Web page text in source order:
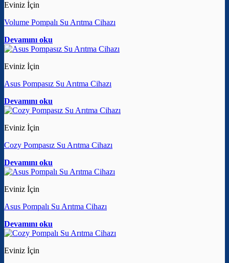
Eviniz İçin
Volume Pompalı Su Arıtma Cihazı
Devamını oku
Eviniz İçin
Asus Pompasız Su Arıtma Cihazı
Devamını oku
Eviniz İçin
Cozy Pompasız Su Arıtma Cihazı
Devamını oku
Eviniz İçin
Asus Pompalı Su Arıtma Cihazı
Devamını oku
Eviniz İçin